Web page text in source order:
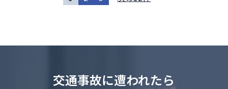
交通事故に遭われたら